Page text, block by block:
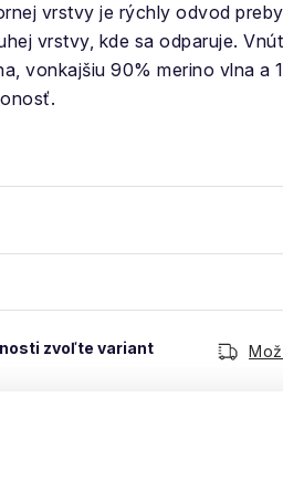
vrstvy je rýchly odvod
vrstvy, kde sa odparuje.
vonkajšiu 90% merino vlna a